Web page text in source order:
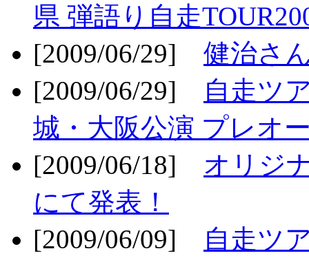
県 弾語り自走
[2009/06/29] 健治さ
[2009/06/29]
自走ツ
城・大阪公演 プレオ
[2009/06/18] オリジ
にて発表！
[2009/06/09]
自走ツ